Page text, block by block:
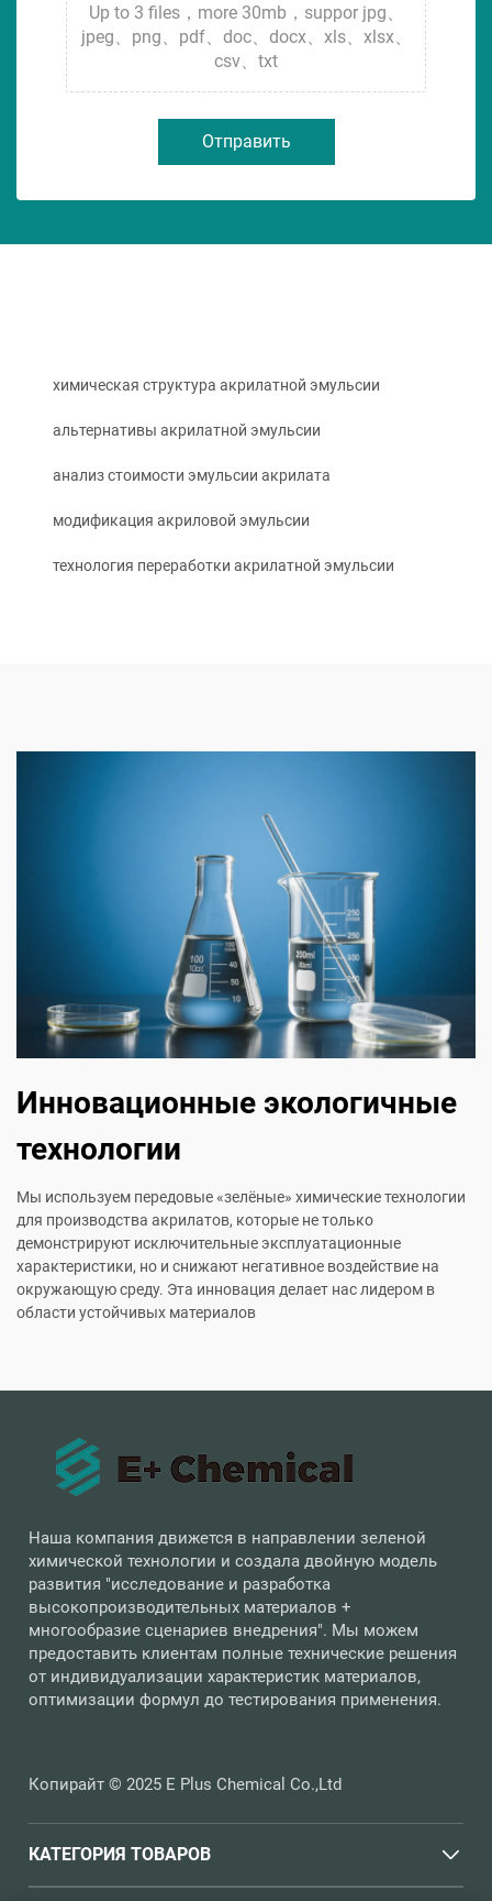
Up to 3 files，more 30mb，suppor jpg、
jpeg、png、pdf、doc、docx、xls、xlsx、
csv、txt
Отправить
химическая структура акрилатной эмульсии
альтернативы акрилатной эмульсии
анализ стоимости эмульсии акрилата
модификация акриловой эмульсии
технология переработки акрилатной эмульсии
Инновационные экологичные
технологии
Мы используем передовые «зелёные» химические технологии
для производства акрилатов, которые не только
демонстрируют исключительные эксплуатационные
характеристики, но и снижают негативное воздействие на
окружающую среду. Эта инновация делает нас лидером в
области устойчивых материалов
Наша компания движется в направлении зеленой
химической технологии и создала двойную модель
развития "исследование и разработка
высокопроизводительных материалов +
многообразие сценариев внедрения". Мы можем
предоставить клиентам полные технические решения
от индивидуализации характеристик материалов,
оптимизации формул до тестирования применения.
Копирайт © 2025 E Plus Chemical Co.,Ltd
КАТЕГОРИЯ ТОВАРОВ